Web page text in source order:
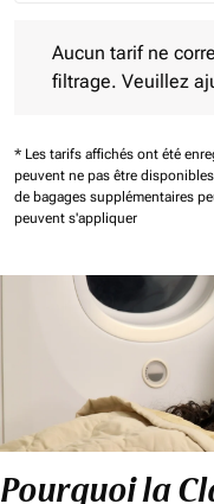
Aucun tarif ne
filtrage. Veuillez
* Les tarifs affichés ont été
peuvent ne pas être
de bagages supplémentaires
peuvent s'appliquer
Pourquoi la